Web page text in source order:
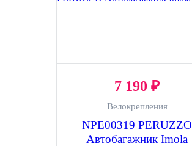
7 190 ₽
Велокрепления
NPE00319 PERUZZO
Автобагажник Imola